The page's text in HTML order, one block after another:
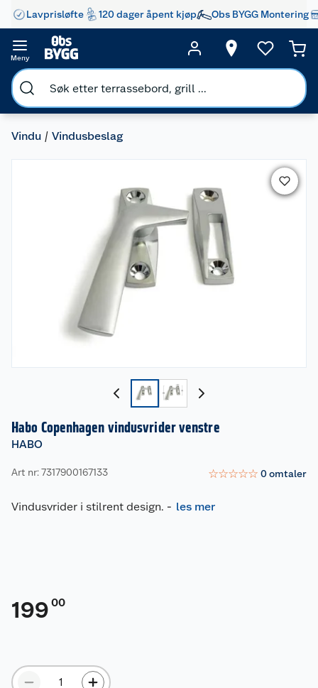
Lavprisløfte 120 dager åpent kjøp Obs BYGG Montering
Meny
Vindu Vindusbeslag
Habo Copenhagen vindusvrider venstre
HABO
Art nr: 7317900167133 ☆☆☆☆☆ 0omtaler
Vindusvrider i stilrent design. - les mer
199 00